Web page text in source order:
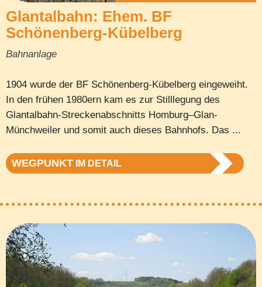
Glantalbahn: Ehem. BF
Schönenberg-Kübelberg
Bahnanlage
1904 wurde der BF Schönenberg-Kübelberg eingeweiht.
In den frühen 1980ern kam es zur Stilllegung des
Glantalbahn-Streckenabschnitts Homburg–Glan-
Münchweiler und somit auch dieses Bahnhofs. Das ...
WEGPUNKT IM DETAIL